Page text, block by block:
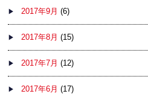
2017年9月 (6)
2017年8月 (15)
2017年7月 (12)
2017年6月 (17)